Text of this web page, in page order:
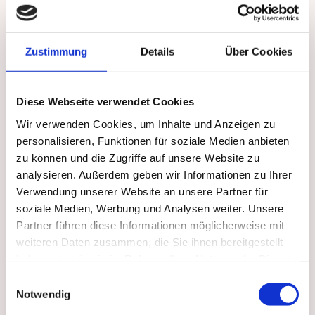
Zustimmung Details Über Cookies
Diese Webseite verwendet Cookies
Wir verwenden Cookies, um Inhalte und Anzeigen zu
personalisieren, Funktionen für soziale Medien anbieten
zu können und die Zugriffe auf unsere Website zu
analysieren. Außerdem geben wir Informationen zu Ihrer
Verwendung unserer Website an unsere Partner für
soziale Medien, Werbung und Analysen weiter. Unsere
Partner führen diese Informationen möglicherweise mit
weiteren Daten zusammen, die Sie ihnen bereitgestellt
Notwendig
Websites Dritter, auf deren Inhalte wir keinen
Deshalb können wir für diese
jeweilige Anbieter oder Betreiber der Seiten
verantwortlich. Die verlinktenSeiten wurden zum
Zeitpunkt der Verlinkung auf mögliche
Rechtsverstöße überprüft. Rechtswidrige
Inhaltewaren zum Zeitpunkt der Verlinkung nicht
erkennbar.Eine permanente inhaltliche Kontrolle
der verlinkten Seiten ist jedoch ohne konkrete
Bei Bekanntwerden von Rechtsverletzungen